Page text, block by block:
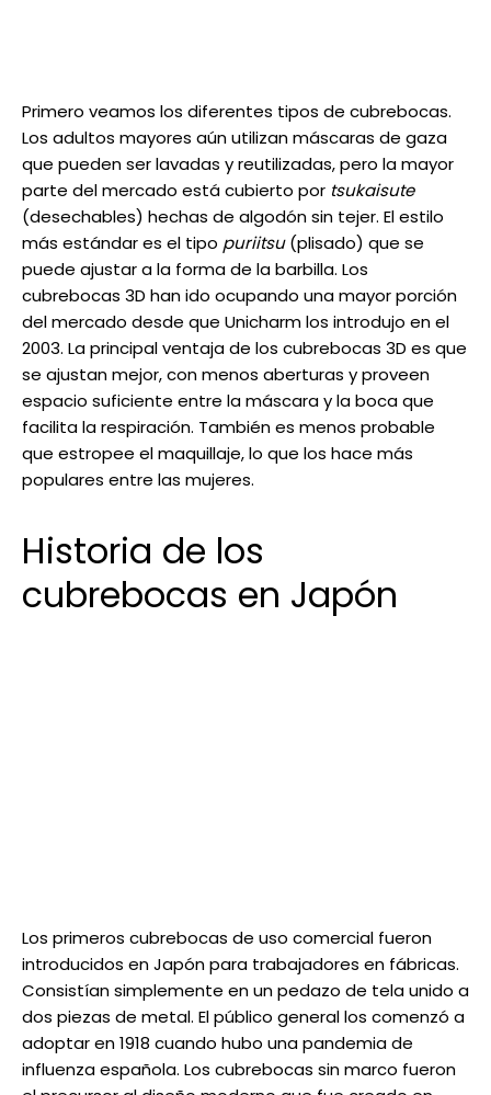
Primero veamos los diferentes tipos de cubrebocas.
Los adultos mayores aún utilizan máscaras de gaza
que pueden ser lavadas y reutilizadas, pero la mayor
parte del mercado está cubierto por tsukaisute
(desechables) hechas de algodón sin tejer. El estilo
más estándar es el tipo puriitsu(plisado) que se
puede ajustar a la forma de la barbilla. Los
cubrebocas 3D han ido ocupando una mayor porción
del mercado desde que Unicharm los introdujo en el
2003. La principal ventaja de los cubrebocas 3D es que
se ajustan mejor, con menos aberturas y proveen
espacio suficiente entre la máscara y la boca que
facilita la respiración. También es menos probable
que estropee el maquillaje, lo que los hace más
populares entre las mujeres.
Historia de los
cubrebocas en Japón
Los primeros cubrebocas de uso comercial fueron
introducidos en Japón para trabajadores en fábricas.
Consistían simplemente en un pedazo de tela unido a
dos piezas de metal. El público general los comenzó a
adoptar en 1918 cuando hubo una pandemia de
influenza española. Los cubrebocas sin marco fueron